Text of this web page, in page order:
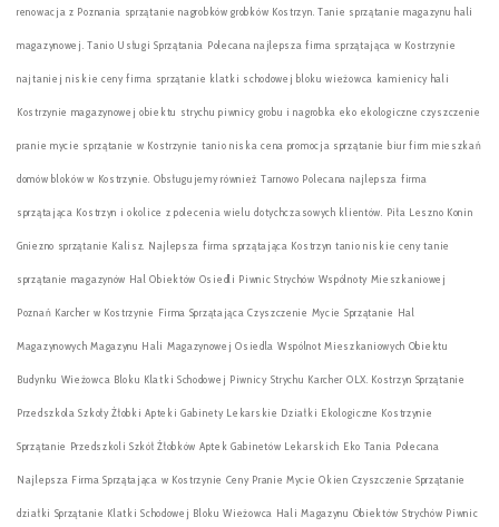
renowacja z Poznania sprzątanie nagrobków grobków Kostrzyn. Tanie sprzątanie magazynu hali
magazynowej. Tanio Usługi Sprzątania Polecana najlepsza firma sprzątająca w Kostrzynie
najtaniej niskie ceny firma sprzątanie klatki schodowej bloku wieżowca kamienicy hali
Kostrzynie magazynowej obiektu strychu piwnicy grobu i nagrobka eko ekologiczne czyszczenie
pranie mycie sprzątanie w Kostrzynie tanio niska cena promocja sprzątanie biur firm mieszkań
domów bloków w Kostrzynie. Obsługujemy również Tarnowo Polecana najlepsza firma
sprzątająca Kostrzyn i okolice z polecenia wielu dotychczasowych klientów. Piła Leszno Konin
Gniezno sprzątanie Kalisz. Najlepsza firma sprzątająca Kostrzyn tanio niskie ceny tanie
sprzątanie magazynów Hal Obiektów Osiedli Piwnic Strychów Wspólnoty Mieszkaniowej
Poznań Karcher w Kostrzynie Firma Sprzątająca Czyszczenie Mycie Sprzątanie Hal
Magazynowych Magazynu Hali Magazynowej Osiedla Wspólnot Mieszkaniowych Obiektu
Budynku Wieżowca Bloku Klatki Schodowej Piwnicy Strychu Karcher OLX. Kostrzyn Sprzątanie
Przedszkola Szkoły Żłobki Apteki Gabinety Lekarskie Działki Ekologiczne Kostrzynie
Sprzątanie Przedszkoli Szkół Żłobków Aptek Gabinetów Lekarskich Eko Tania Polecana
Najlepsza Firma Sprzątająca w Kostrzynie Ceny Pranie Mycie Okien Czyszczenie Sprzątanie
działki Sprzątanie Klatki Schodowej Bloku Wieżowca Hali Magazynu Obiektów Strychów Piwnic